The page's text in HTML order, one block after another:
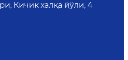
Кичик халқа йўли, 4